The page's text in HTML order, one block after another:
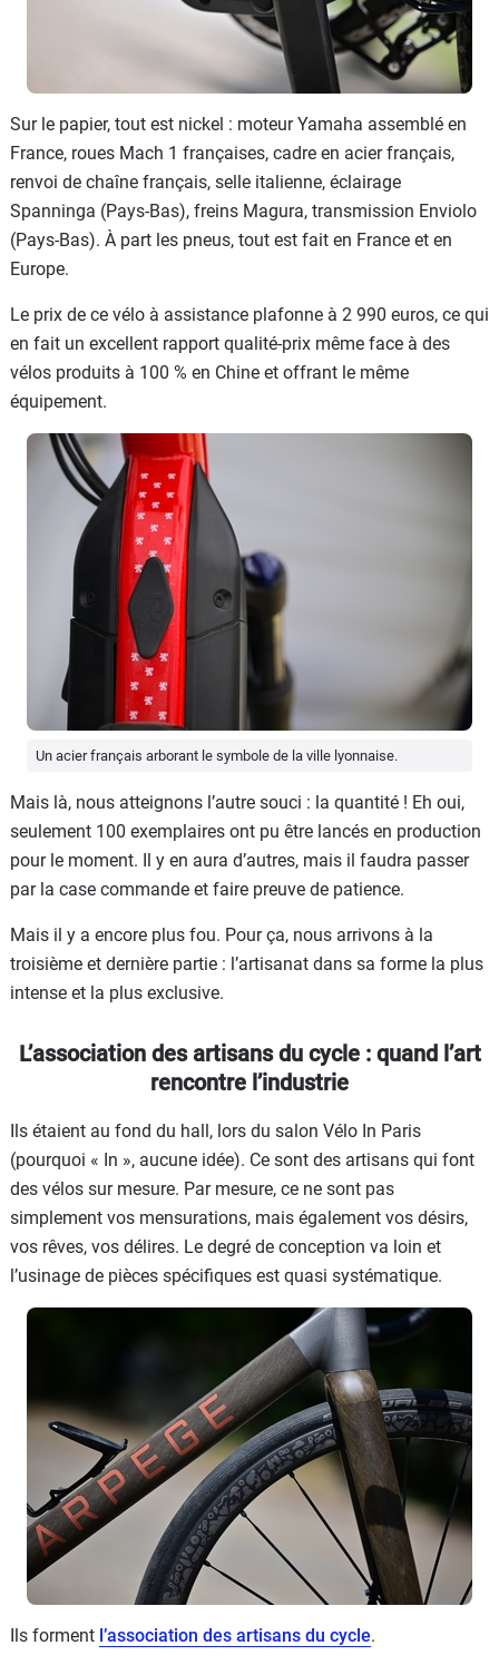
Sur le papier, tout est nickel : moteur Yamaha assemblé en
France, roues Mach 1 françaises, cadre en acier français,
renvoi de chaîne français, selle italienne, éclairage
Spanninga (Pays-Bas), freins Magura, transmission Enviolo
(Pays-Bas). À part les pneus, tout est fait en France et en
Europe.
Le prix de ce vélo à assistance plafonne à 2 990 euros, ce qui
en fait un excellent rapport qualité-prix même face à des
vélos produits à 100 % en Chine et offrant le même
équipement.
Un acier français arborant le symbole de la ville lyonnaise.
Mais là, nous atteignons l’autre souci : la quantité ! Eh oui,
seulement 100 exemplaires ont pu être lancés en production
pour le moment. Il y en aura d’autres, mais il faudra passer
par la case commande et faire preuve de patience.
Mais il y a encore plus fou. Pour ça, nous arrivons à la
troisième et dernière partie : l’artisanat dans sa forme la plus
intense et la plus exclusive.
L’association des artisans du cycle : quand l’art
rencontre l’industrie
Ils étaient au fond du hall, lors du salon Vélo In Paris
(pourquoi « In », aucune idée). Ce sont des artisans qui font
des vélos sur mesure. Par mesure, ce ne sont pas
simplement vos mensurations, mais également vos désirs,
vos rêves, vos délires. Le degré de conception va loin et
l’usinage de pièces spécifiques est quasi systématique.
Ils forment l’association des artisans du cycle.